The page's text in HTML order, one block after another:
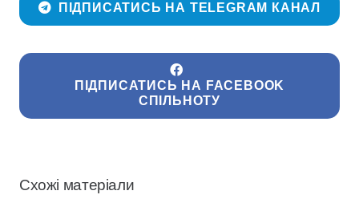
ПІДПИСАТИСЬ НА TELEGRAM КАНАЛ
ПІДПИСАТИСЬ НА FACEBOOK
СПІЛЬНОТУ
Схожі матеріали